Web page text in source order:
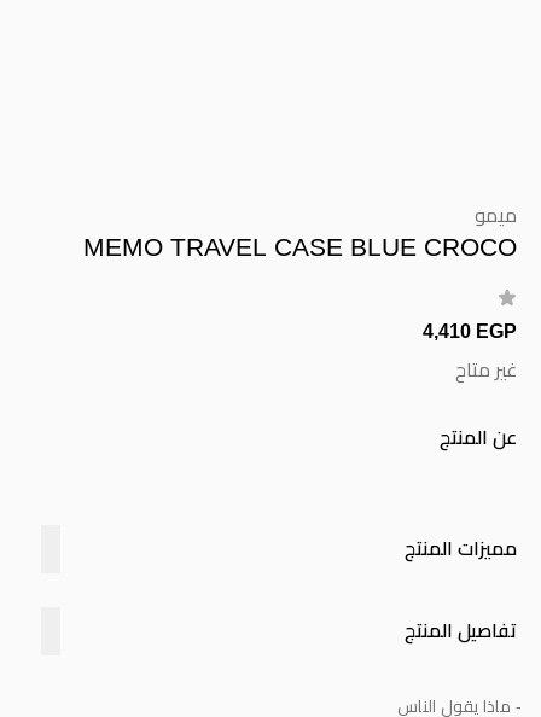
ميمو
MEMO TRAVEL CASE BLUE CROCO
4,410 EGP
غير متاح
عن المنتج
مميزات المنتج
تفاصيل المنتج
- ماذا يقول الناس